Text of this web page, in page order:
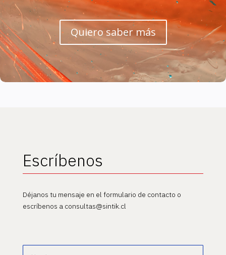
Quiero saber más
Escríbenos
Déjanos tu mensaje en el formulario de contacto o
escríbenos a consultas@sintik.cl